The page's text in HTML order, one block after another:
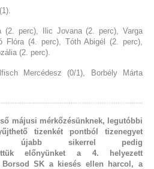
(2. perc), Ilic Jovana (2. perc), Varga
Flóra (4. perc), Tóth Abigél (2. perc),
(2. perc).
Mercédesz (0/1), Borbély Márta
májusi mérkőzésünknek, legutóbbi
tizenkét pontból tizenegyet
újabb sikerrel pedig
előnyünket a 4. helyezett
Borsod SK a kiesés ellen harcol, a